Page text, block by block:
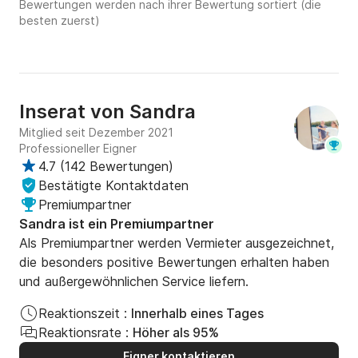
Haustiere sind auf der Anabell nicht erlaubt.
Die Nebenkosten direkt bei uns - im Hafen der
All-Inclusive-Paket hier nicht möglich.
Obligatorische Kosten
- Kaution: 1000 € (bar oder mit Karte)
- Diesel nach Betriebsstunden 17 €/h
- Endreinigung: 169 €
- Servicepauschale: 55 € einmalig (Gas, Küchenrolle, -
Toilettenpapier Geschirrtücher, Lappen,
  Spülmittel, Abwasser, Frischwasser)
- Charterschein inklusive Praxis und Theorie pro
  Person bei nicht vorhandenem Bootsführerschein
  obligatorisch: 95 €
Bewertungen werden nach ihrer Bewertung sortiert (die
besten zuerst)
Inserat von Sandra
Mitglied seit Dezember 2021
Professioneller Eigner
4.7 (142 Bewertungen)
Bestätigte Kontaktdaten
Premiumpartner
Sandra ist ein Premiumpartner
Als Premiumpartner werden Vermieter ausgezeichnet,
die besonders positive Bewertungen erhalten haben
und außergewöhnlichen Service liefern.
Reaktionszeit : Innerhalb eines Tages
Reaktionsrate : Höher als 95%